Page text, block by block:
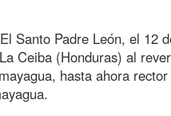
Santo Padre León, el 12
Ceiba (Honduras) al
hasta ahora